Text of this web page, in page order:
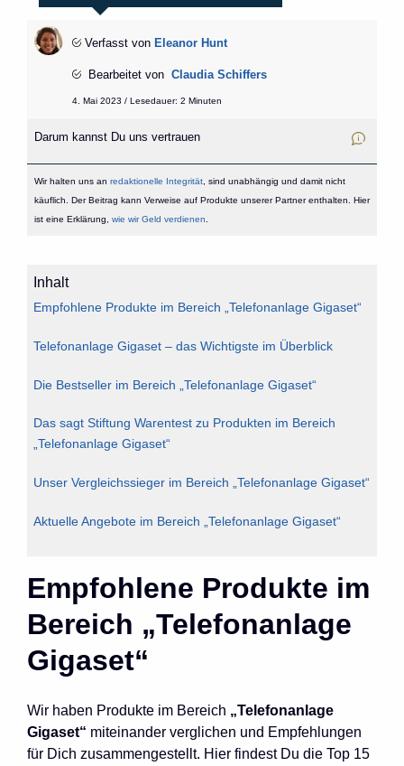
Verfasst von Eleanor Hunt
Bearbeitet von Claudia Schiffers
4. Mai 2023 / Lesedauer: 2 Minuten
Darum kannst Du uns vertrauen
Wir halten uns an redaktionelle Integrität, sind unabhängig und damit nicht
käuflich. Der Beitrag kann Verweise auf Produkte unserer Partner enthalten. Hier
ist eine Erklärung, wie wir Geld verdienen
Inhalt
Empfohlene Produkte im Bereich „Telefonanlage Gigaset“
Telefonanlage Gigaset – das Wichtigste im Überblick
Die Bestseller im Bereich „Telefonanlage Gigaset“
Das sagt Stiftung Warentest zu Produkten im Bereich
„Telefonanlage Gigaset“
Unser Vergleichssieger im Bereich „Telefonanlage Gigaset“
Aktuelle Angebote im Bereich „Telefonanlage Gigaset“
Empfohlene Produkte im
Bereich „Telefonanlage
Gigaset“
Wir haben Produkte im Bereich „Telefonanlage
Gigaset“ miteinander verglichen und Empfehlungen
für Dich zusammengestellt. Hier findest Du die Top 15